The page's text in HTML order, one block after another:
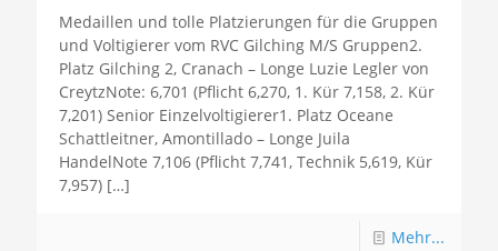
Medaillen und tolle Platzierungen für die Gruppen
und Voltigierer vom RVC Gilching M/S Gruppen2.
Platz Gilching 2, Cranach – Longe Luzie Legler von
CreytzNote: 6,701 (Pflicht 6,270, 1. Kür 7,158, 2. Kür
7,201) Senior Einzelvoltigierer1. Platz Oceane
Schattleitner, Amontillado – Longe Juila
HandelNote 7,106 (Pflicht 7,741, Technik 5,619, Kür
7,957) […]
Mehr...